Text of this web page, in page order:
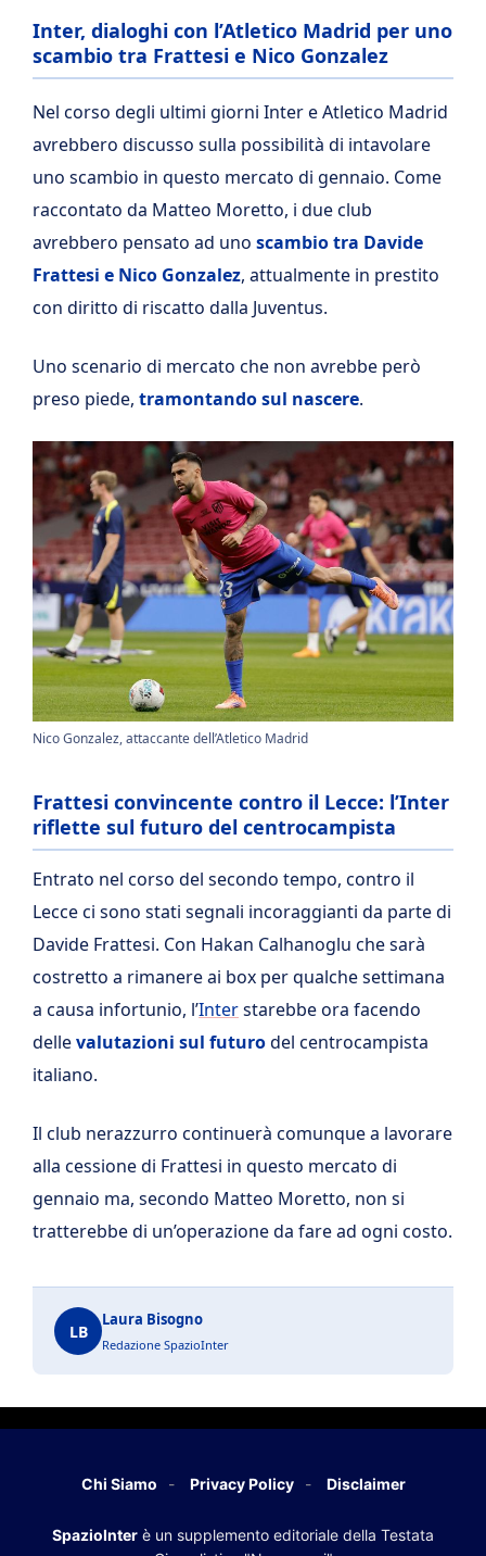
Inter, dialoghi con l’Atletico Madrid per uno
scambio tra Frattesi e Nico Gonzalez
Nel corso degli ultimi giorni Inter e Atletico Madrid
avrebbero discusso sulla possibilità di intavolare
uno scambio in questo mercato di gennaio. Come
raccontato da Matteo Moretto, i due club
avrebbero pensato ad uno scambio tra Davide
Frattesi e Nico Gonzalez, attualmente in prestito
con diritto di riscatto dalla Juventus.
Uno scenario di mercato che non avrebbe però
preso piede, tramontando sul nascere.
Nico Gonzalez, attaccante dell’Atletico Madrid
Frattesi convincente contro il Lecce: l’Inter
riflette sul futuro del centrocampista
Entrato nel corso del secondo tempo, contro il
Lecce ci sono stati segnali incoraggianti da parte di
Davide Frattesi. Con Hakan Calhanoglu che sarà
costretto a rimanere ai box per qualche settimana
a causa infortunio, l’Interstarebbe ora facendo
dellevalutazioni sul futurodel centrocampista
italiano.
Il club nerazzurro continuerà comunque a lavorare
alla cessione di Frattesi in questo mercato di
gennaio ma, secondo Matteo Moretto, non si
tratterebbe di un’operazione da fare ad ogni costo.
LB
Laura Bisogno
Redazione SpazioInter
Chi Siamo Privacy Policy Disclaimer
SpazioInter è un supplemento editoriale della Testata